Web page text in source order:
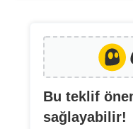
Bu teklif
sağlayabilir!